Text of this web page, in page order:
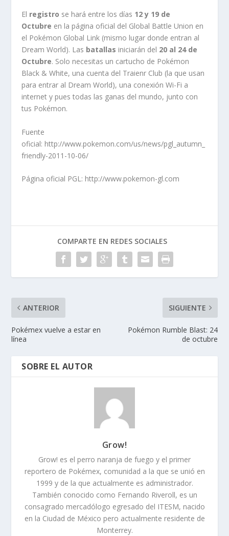
El registro se hará entre los días 12 y 19 de
Octubre en la página oficial del Global Battle Union en
el Pokémon Global Link (mismo lugar donde entran al
Dream World). Las batallas iniciarán del 20 al 24 de
Octubre. Solo necesitas un cartucho de Pokémon
Black & White, una cuenta del Traienr Club (la que usan
para entrar al Dream World), una conexión Wi-Fi a
internet y pues todas las ganas del mundo, junto con
tus Pokémon.
Fuente
oficial: http://www.pokemon.com/us/news/pgl_autumn_
friendly-2011-10-06/
Página oficial PGL: http://www.pokemon-gl.com
COMPARTE EN REDES SOCIALES
ANTERIOR
Pokémex vuelve a estar en
línea
SIGUIENTE
Pokémon Rumble Blast: 24
de octubre
SOBRE EL AUTOR
Grow!
Grow! es el perro naranja de fuego y el primer
reportero de Pokémex, comunidad a la que se unió en
1999 y de la que actualmente es administrador.
También conocido como Fernando Riveroll, es un
consagrado mercadólogo egresado del ITESM, nacido
en la Ciudad de México pero actualmente residente de
Monterrey.